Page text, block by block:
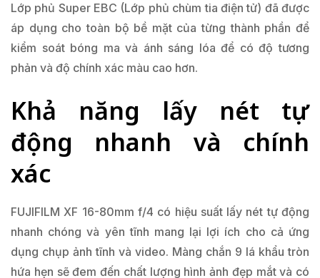
Lớp phủ Super EBC (Lớp phủ chùm tia điện tử) đã được
áp dụng cho toàn bộ bề mặt của từng thành phần để
kiểm soát bóng ma và ánh sáng lóa để có độ tương
phản và độ chính xác màu cao hơn.
Khả năng lấy nét tự
động nhanh và chính
xác
FUJIFILM XF 16-80mm f/4 có hiệu suất lấy nét tự động
nhanh chóng và yên tĩnh mang lại lợi ích cho cả ứng
dụng chụp ảnh tĩnh và video. Màng chắn 9 lá khẩu tròn
hứa hẹn sẽ đem đến chất lượng hình ảnh đẹp mắt và có